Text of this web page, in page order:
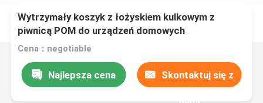
Wytrzymały koszyk z łożyskiem kulkowym z
piwnicą POM do urządzeń domowych
Cena：negotiable
Najlepsza cena Skontaktuj się z
nami